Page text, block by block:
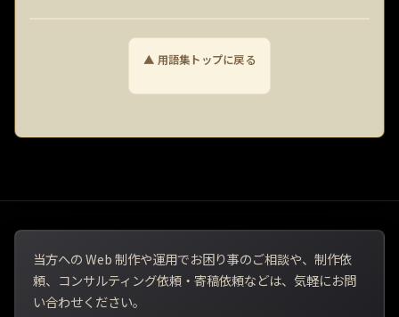
▲ 用語集トップに戻る
当方への Web 制作や運用でお困り事のご相談や、制作依
頼、コンサルティング依頼・寄稿依頼などは、気軽にお問
い合わせください。